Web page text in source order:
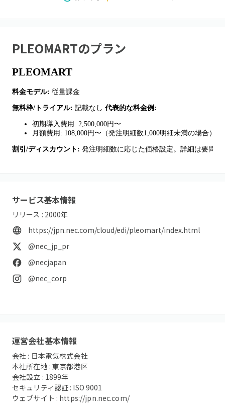
PLEOMARTのプラン
PLEOMART
料金モデル: 従量課金
無料枠/トライアル: 記載なし 代表的な料金例:
初期導入費用: 2,500,000円〜
月額費用: 108,000円〜（発注明細数1,000明細未満の場合）
割引/ディスカウント: 発注明細数に応じた価格設定。詳細は要問い
サービス基本情報
リリース : 2000年
https://jpn.nec.com/cloud/edi/pleomart/index.html
@nec_jp_pr
@necjapan
@nec_corp
運営会社基本情報
会社 : 日本電気株式会社
本社所在地 :東京都港区
会社設立 : 1899年
セキュリティ認証 : ISO 9001
ウェブサイト : https://jpn.nec.com/